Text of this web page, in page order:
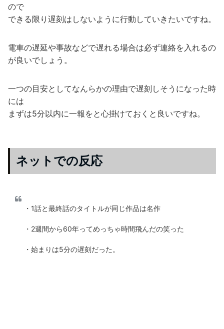
ので
できる限り遅刻はしないように行動していきたいですね。
電車の遅延や事故などで遅れる場合は必ず連絡を入れるの
が良いでしょう。
一つの目安としてなんらかの理由で遅刻しそうになった時
には
まずは5分以内に一報をと心掛けておくと良いですね。
ネットでの反応
・1話と最終話のタイトルが同じ作品は名作
・2週間から60年ってめっちゃ時間飛んだの笑った
・始まりは5分の遅刻だった。